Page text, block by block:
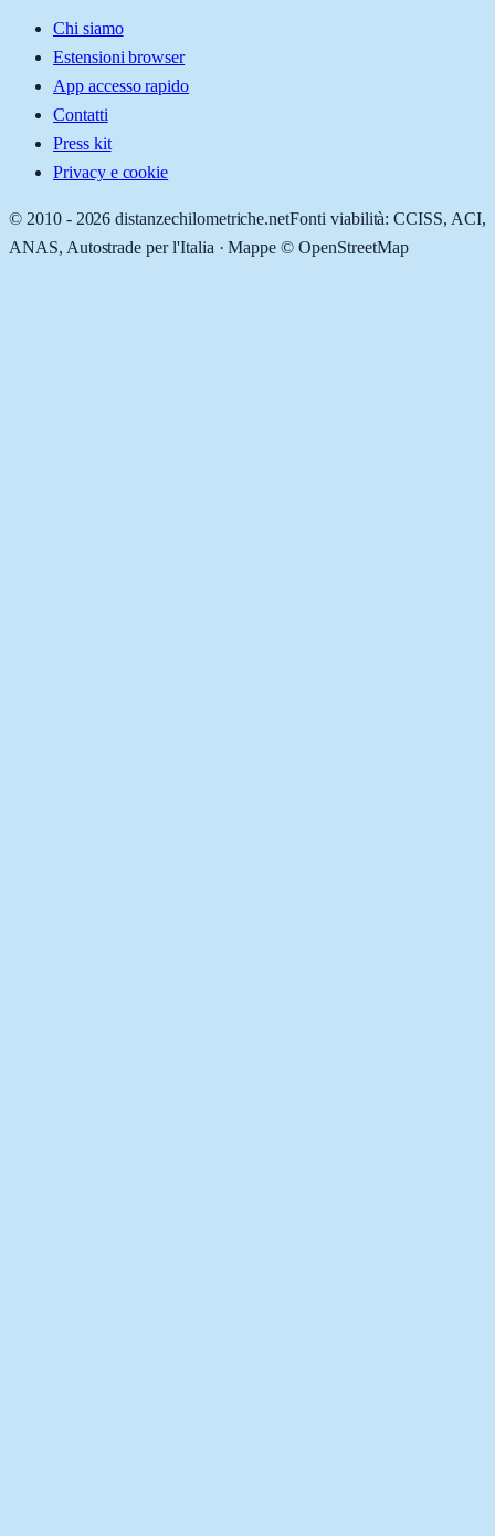
Chi siamo
Estensioni browser
App accesso rapido
Contatti
Press kit
Privacy e cookie
© 2010 - 2026 distanzechilometriche.netFonti viabilità: CCISS, ACI,
ANAS, Autostrade per l'Italia · Mappe © OpenStreetMap